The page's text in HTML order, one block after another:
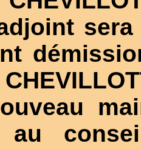
sera
au